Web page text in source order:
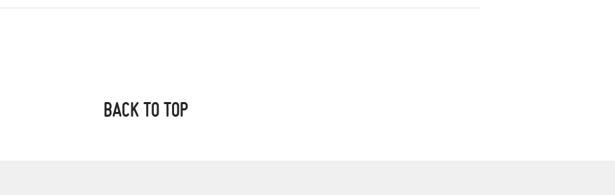
BACK TO TOP